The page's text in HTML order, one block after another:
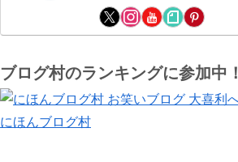
ブログ村のランキングに参加中！
にほんブログ村